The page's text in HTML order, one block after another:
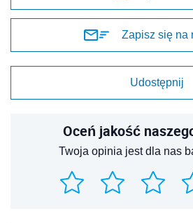
Zapisz się na
Udostępnij
Oceń jakość
Twoja opinia jest dla nas